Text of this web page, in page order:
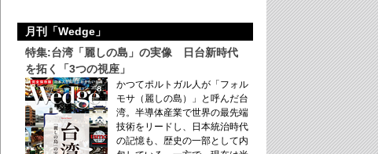
月刊「Wedge」
特集:台湾「麗しの島」の実像 日台新時代
を拓く「3つの視座」
かつてポルトガル人が「フォル
モサ（麗しの島）」と呼んだ台
湾。半導体産業で世界の最先端
技術をリードし、日本統治時代
の記憶も、歴史の一部として内